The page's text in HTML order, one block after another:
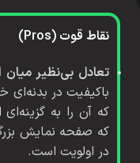
نقاط قوت (Pros)
تعادل بی‌نظیر میان
باکیفیت در
که آن را به گزینه‌ای
که صفحه نمایش
در اولویت است.